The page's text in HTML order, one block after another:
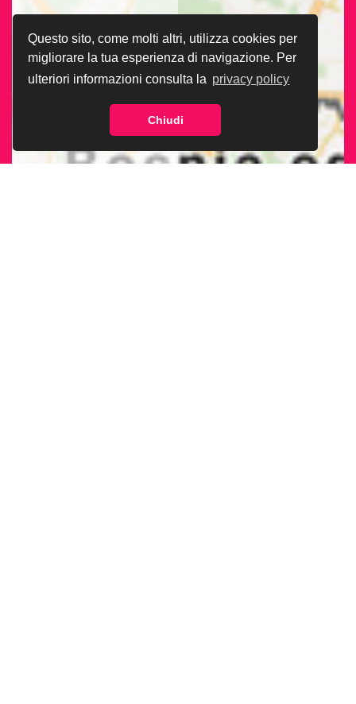
Questo sito, come molti altri, utilizza cookies per
migliorare la tua esperienza di navigazione. Per
ulteriori informazioni consulta la privacy policy
Chiudi